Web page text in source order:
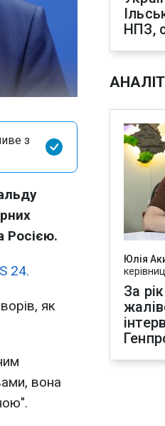
з
Росією.
24.
як
вона
НПЗ,
Юлія
За